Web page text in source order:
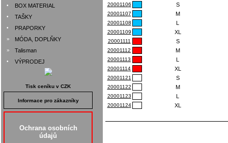
• BOX MATERIAL
• TAŠKY
• PRAPORKY
» MÓDA, DOPLŇKY
» Talisman
• VÝPRODEJ
Tisk ceníku v CZK
Informace pro zákazníky
Ochrana osobních
údajů
20001106 S
20001107 M
20001108 L
20001109 XL
20001111 S
20001112 M
20001113 L
20001114 XL
20001121 S
20001122 M
20001123 L
20001124 XL